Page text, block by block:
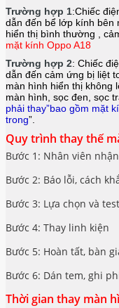
Trường hợp 1:Chiếc
dẫn đến bể lớp kính bên
hiển thị bình thường ,
mặt kính Oppo A18
Trường hợp 2: Chiếc
dẫn đến cảm ứng bị liệt
màn hình hiển thị không
màn hình, sọc đen, sọc
phải thay”bao gồm mặt
trong”.
Quy trình thay thế
Bước 1: Nhân viên
Bước 2: Báo lỗi, cách
Bước 3: Lựa chọn và
Bước 4: Thay linh kiện
Bước 5: Hoàn tất, bàn
Bước 6: Dán tem, ghi
Thời gian thay màn